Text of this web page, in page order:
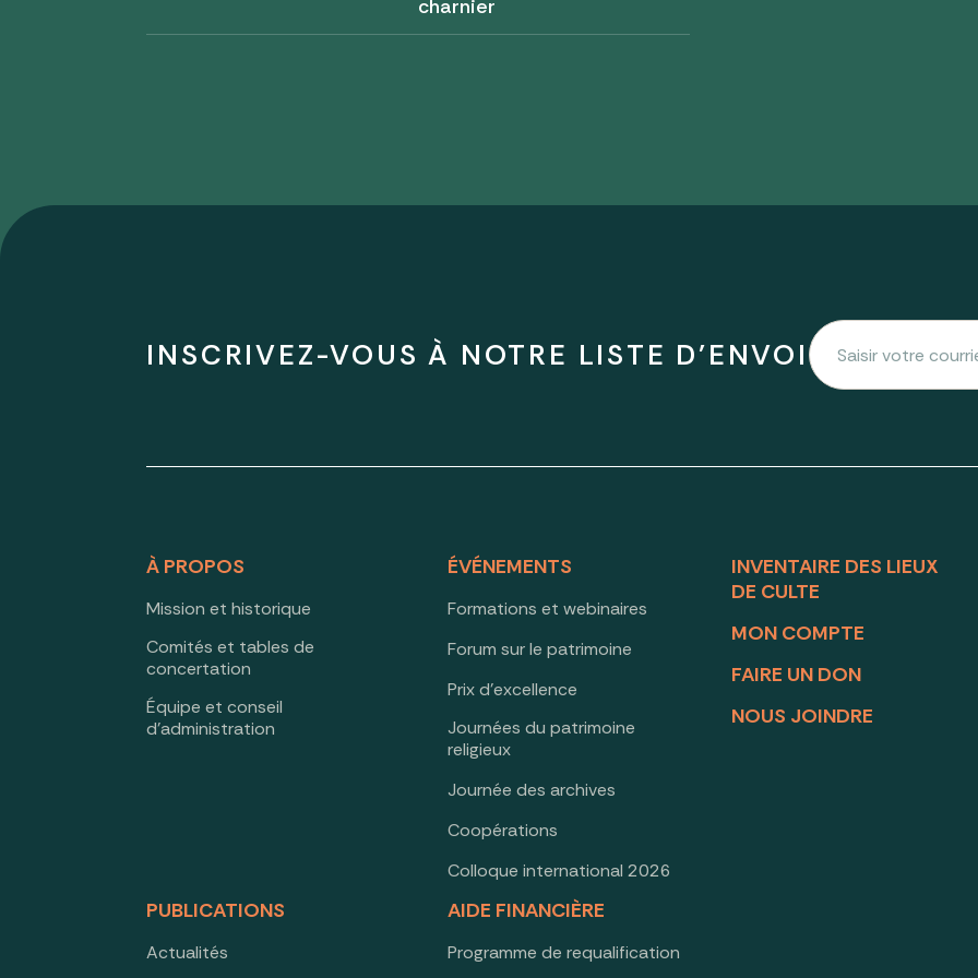
charnier
INSCRIVEZ-VOUS À NOTRE LISTE D'ENVOI
À PROPOS
Mission et historique
Comités et tables de
concertation
Équipe et conseil
d’administration
ÉVÉNEMENTS
Formations et webinaires
Forum sur le patrimoine
Prix d’excellence
Journées du patrimoine
religieux
Journée des archives
Coopérations
Colloque international 2026
PUBLICATIONS
Actualités
AIDE FINANCIÈRE
Programme de requalification
INVENTAIRE DES LIEUX
DE CULTE
MON COMPTE
FAIRE UN DON
NOUS JOINDRE